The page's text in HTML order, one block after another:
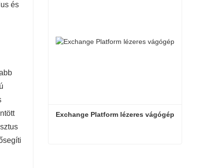
és
Exchange Platform lézeres vágógép